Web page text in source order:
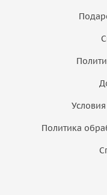
Политика